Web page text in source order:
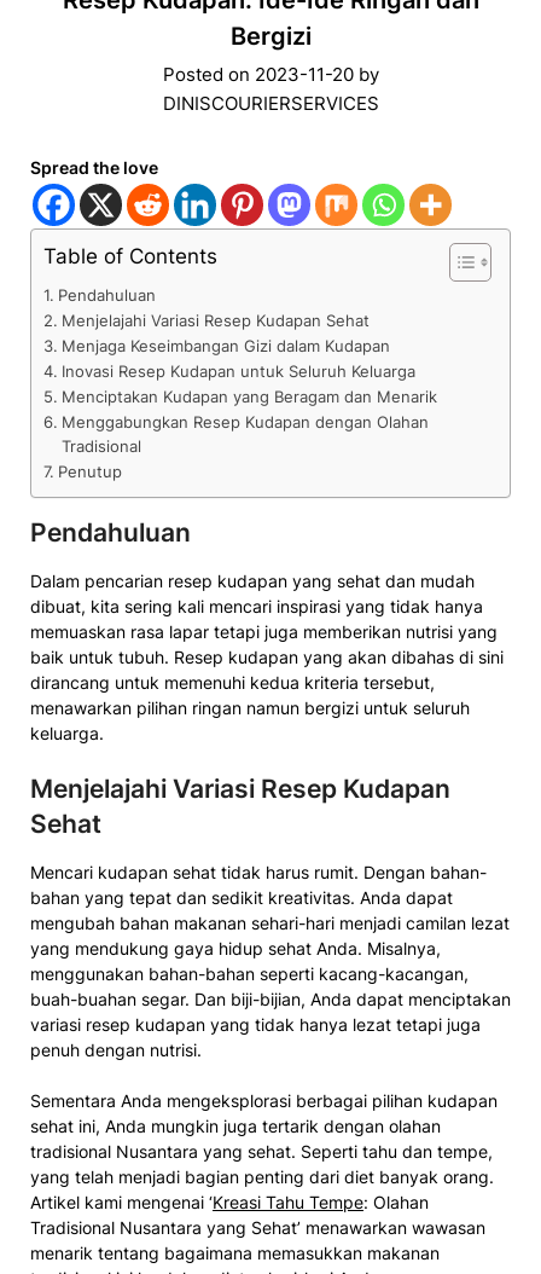
Bergizi
Posted on 2023-11-20by
DINISCOURIERSERVICES
Spread the love
Table of Contents
Pendahuluan
Menjelajahi Variasi Resep Kudapan Sehat
Menjaga Keseimbangan Gizi dalam Kudapan
Inovasi Resep Kudapan untuk Seluruh Keluarga
Menciptakan Kudapan yang Beragam dan Menarik
Menggabungkan Resep Kudapan dengan Olahan
Tradisional
Penutup
Pendahuluan
Dalam pencarian resep kudapan yang sehat dan mudah
dibuat, kita sering kali mencari inspirasi yang tidak hanya
memuaskan rasa lapar tetapi juga memberikan nutrisi yang
baik untuk tubuh. Resep kudapan yang akan dibahas di sini
dirancang untuk memenuhi kedua kriteria tersebut,
menawarkan pilihan ringan namun bergizi untuk seluruh
keluarga.
Menjelajahi Variasi Resep Kudapan
Sehat
Mencari kudapan sehat tidak harus rumit. Dengan bahan-
bahan yang tepat dan sedikit kreativitas. Anda dapat
mengubah bahan makanan sehari-hari menjadi camilan lezat
yang mendukung gaya hidup sehat Anda. Misalnya,
menggunakan bahan-bahan seperti kacang-kacangan,
buah-buahan segar. Dan biji-bijian, Anda dapat menciptakan
variasi resep kudapan yang tidak hanya lezat tetapi juga
penuh dengan nutrisi.
Sementara Anda mengeksplorasi berbagai pilihan kudapan
sehat ini, Anda mungkin juga tertarik dengan olahan
tradisional Nusantara yang sehat. Seperti tahu dan tempe,
yang telah menjadi bagian penting dari diet banyak orang.
Artikel kami mengenai ‘Kreasi Tahu Tempe: Olahan
Tradisional Nusantara yang Sehat’ menawarkan wawasan
menarik tentang bagaimana memasukkan makanan